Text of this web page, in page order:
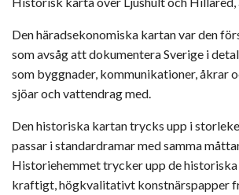
Den häradsekonomiska kartan var den
som avsåg att dokumentera Sverige i
som byggnader, kommunikationer, åkrar
sjöar och vattendrag med.
Den historiska kartan trycks upp i
passar i standardramar med samma
Historiehemmet trycker upp de
kraftigt, högkvalitativt konstnärspapper